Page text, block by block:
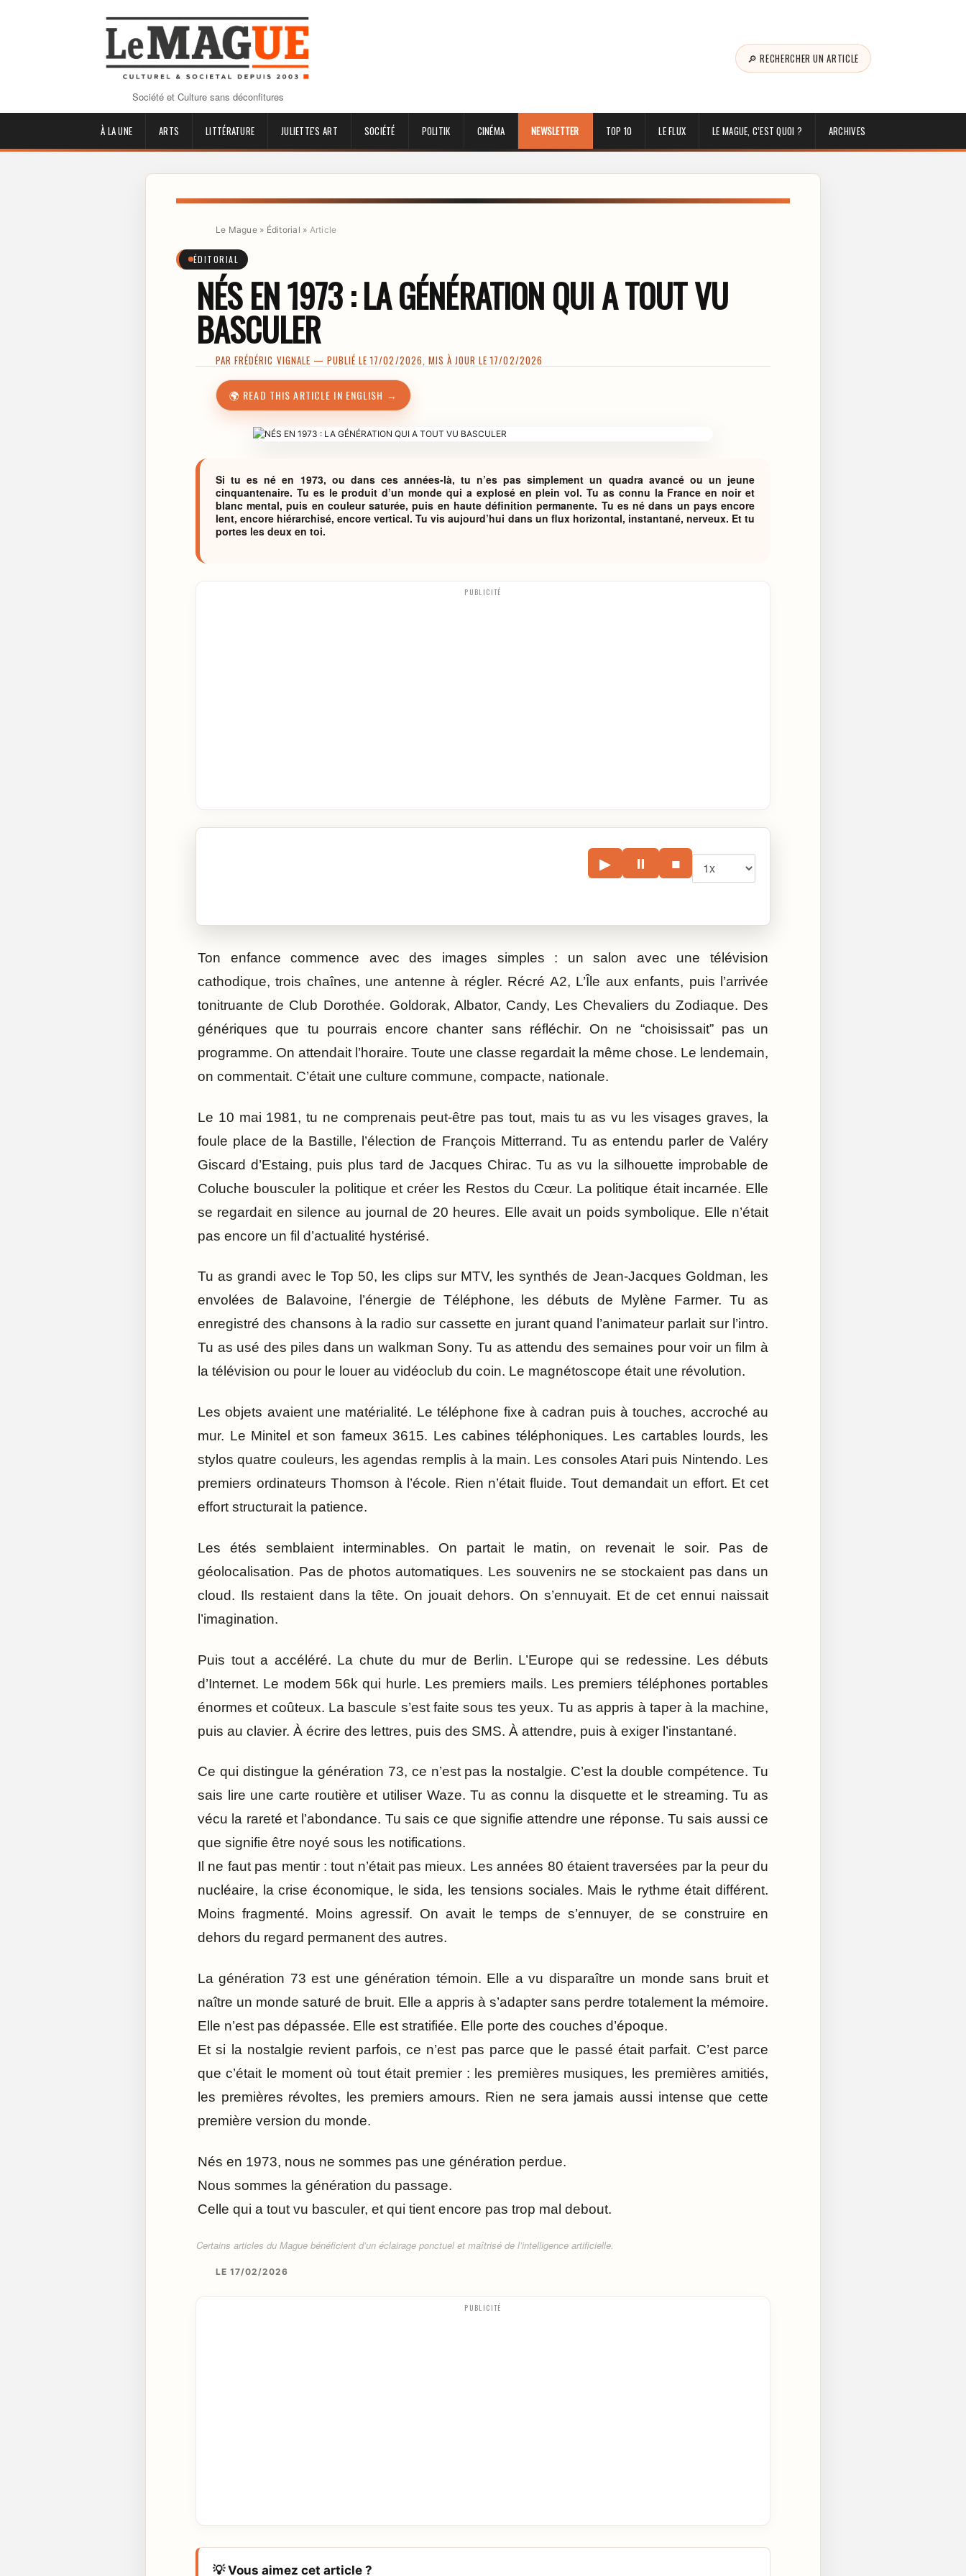
Société et Culture sans déconfitures
🔎 RECHERCHER UN ARTICLE
À LA UNE ARTS LITTÉRATURE JULIETTE'S ART SOCIÉTÉ POLITIK CINÉMA NEWSLETTER TOP 10 LE FLUX LE MAGUE, C’EST QUOI ? ARCHIVES
Le Mague» Éditorial » Article
ÉDITORIAL
NÉS EN 1973 : LA GÉNÉRATION QUI A TOUT VU
BASCULER
PARFRÉDÉRIC VIGNALE — PUBLIÉ LE 17/02/2026, MIS À JOUR LE 17/02/2026
🌍 READ THIS ARTICLE IN ENGLISH →
Si tu es né en 1973, ou dans ces années-là, tu n’es pas simplement un quadra avancé ou un jeune
cinquantenaire. Tu es le produit d’un monde qui a explosé en plein vol. Tu as connu la France en noir et
blanc mental, puis en couleur saturée, puis en haute définition permanente. Tu es né dans un pays encore
lent, encore hiérarchisé, encore vertical. Tu vis aujourd’hui dans un flux horizontal, instantané, nerveux. Et tu
portes les deux en toi.
PUBLICITÉ
▶ ⏸ ■
Ton enfance commence avec des images simples : un salon avec une télévision
cathodique, trois chaînes, une antenne à régler. Récré A2, L’Île aux enfants, puis l’arrivée
tonitruante de Club Dorothée. Goldorak, Albator, Candy, Les Chevaliers du Zodiaque. Des
génériques que tu pourrais encore chanter sans réfléchir. On ne “choisissait” pas un
programme. On attendait l’horaire. Toute une classe regardait la même chose. Le lendemain,
on commentait. C’était une culture commune, compacte, nationale.
Le 10 mai 1981, tu ne comprenais peut-être pas tout, mais tu as vu les visages graves, la
foule place de la Bastille, l’élection de François Mitterrand. Tu as entendu parler de Valéry
Giscard d’Estaing, puis plus tard de Jacques Chirac. Tu as vu la silhouette improbable de
Coluche bousculer la politique et créer les Restos du Cœur. La politique était incarnée. Elle
se regardait en silence au journal de 20 heures. Elle avait un poids symbolique. Elle n’était
pas encore un fil d’actualité hystérisé.
Tu as grandi avec le Top 50, les clips sur MTV, les synthés de Jean-Jacques Goldman, les
envolées de Balavoine, l’énergie de Téléphone, les débuts de Mylène Farmer. Tu as
enregistré des chansons à la radio sur cassette en jurant quand l’animateur parlait sur l’intro.
Tu as usé des piles dans un walkman Sony. Tu as attendu des semaines pour voir un film à
la télévision ou pour le louer au vidéoclub du coin. Le magnétoscope était une révolution.
Les objets avaient une matérialité. Le téléphone fixe à cadran puis à touches, accroché au
mur. Le Minitel et son fameux 3615. Les cabines téléphoniques. Les cartables lourds, les
stylos quatre couleurs, les agendas remplis à la main. Les consoles Atari puis Nintendo. Les
premiers ordinateurs Thomson à l’école. Rien n’était fluide. Tout demandait un effort. Et cet
effort structurait la patience.
Les étés semblaient interminables. On partait le matin, on revenait le soir. Pas de
géolocalisation. Pas de photos automatiques. Les souvenirs ne se stockaient pas dans un
cloud. Ils restaient dans la tête. On jouait dehors. On s’ennuyait. Et de cet ennui naissait
l’imagination.
Puis tout a accéléré. La chute du mur de Berlin. L’Europe qui se redessine. Les débuts
d’Internet. Le modem 56k qui hurle. Les premiers mails. Les premiers téléphones portables
énormes et coûteux. La bascule s’est faite sous tes yeux. Tu as appris à taper à la machine,
puis au clavier. À écrire des lettres, puis des SMS. À attendre, puis à exiger l’instantané.
Ce qui distingue la génération 73, ce n’est pas la nostalgie. C’est la double compétence. Tu
sais lire une carte routière et utiliser Waze. Tu as connu la disquette et le streaming. Tu as
vécu la rareté et l’abondance. Tu sais ce que signifie attendre une réponse. Tu sais aussi ce
que signifie être noyé sous les notifications.
Il ne faut pas mentir : tout n’était pas mieux. Les années 80 étaient traversées par la peur du
nucléaire, la crise économique, le sida, les tensions sociales. Mais le rythme était différent.
Moins fragmenté. Moins agressif. On avait le temps de s’ennuyer, de se construire en
dehors du regard permanent des autres.
La génération 73 est une génération témoin. Elle a vu disparaître un monde sans bruit et
naître un monde saturé de bruit. Elle a appris à s’adapter sans perdre totalement la mémoire.
Elle n’est pas dépassée. Elle est stratifiée. Elle porte des couches d’époque.
Et si la nostalgie revient parfois, ce n’est pas parce que le passé était parfait. C’est parce
que c’était le moment où tout était premier : les premières musiques, les premières amitiés,
les premières révoltes, les premiers amours. Rien ne sera jamais aussi intense que cette
première version du monde.
Nés en 1973, nous ne sommes pas une génération perdue.
Nous sommes la génération du passage.
Celle qui a tout vu basculer, et qui tient encore pas trop mal debout.
Certains articles du Mague bénéficient d’un éclairage ponctuel et maîtrisé de l’intelligence artificielle.
LE 17/02/2026
PUBLICITÉ
💡 Vous aimez cet article ?